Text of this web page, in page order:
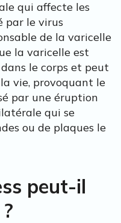
qui affecte les
par le virus
de la varicelle
la varicelle est
le corps et peut
vie, provoquant le
par une éruption
qui se
ou de plaques le
peut-il